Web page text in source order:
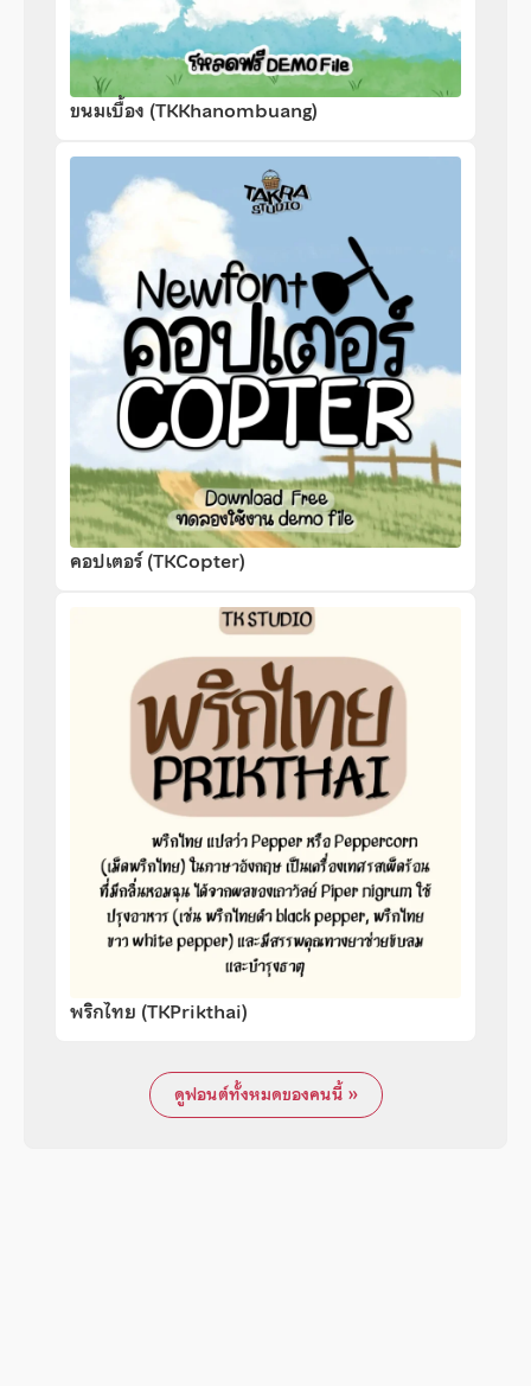
ขนมเบื้อง (TKKhanombuang)
คอปเตอร์ (TKCopter)
พริกไทย (TKPrikthai)
ดูฟอนต์ทั้งหมดของคนนี้ »